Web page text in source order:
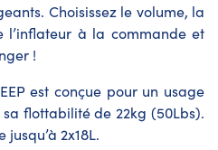
Choisissez le volume, la
à la commande et
!
est conçue pour un usage
flottabilité de 22kg (50Lbs).
2x18L.